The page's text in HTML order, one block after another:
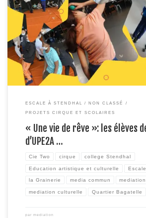
Lundi 30 mai, devant près de 80 personnes, les
l’expérience de la scène, en présentant à leurs
de CP de l’école ou membres de la résidence
travail réalisé avec les artistes de la Cie Two et
ESCALE À STENDHAL
NON CLASSÉ
PROJETS CIRQUE ET SCOLAIRES
« Une vie de rêve »: les élèves
d’UPE2A …
Cie Two cirque college Stendhal
Education artistique et culturelle
la Grainerie media commun mediation
mediation culturelle Quartier Bagatelle
par mediation